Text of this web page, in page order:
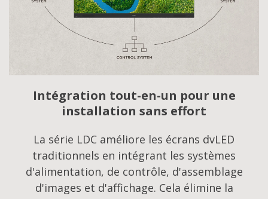
Intégration tout-en-un pour une
installation sans effort
La série LDC améliore les écrans dvLED
traditionnels en intégrant les systèmes
d'alimentation, de contrôle, d'assemblage
d'images et d'affichage. Cela élimine la